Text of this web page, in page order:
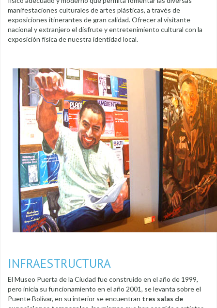
manifestaciones culturales de artes plásticas, a través de
exposiciones itinerantes de gran calidad. Ofrecer al visitante
nacional y extranjero el disfrute y entretenimiento cultural con la
exposición física de nuestra identidad local.
INFRAESTRUCTURA
El Museo Puerta de la Ciudad fue construido en el año de 1999,
pero inicia su funcionamiento en el año 2001, se levanta sobre el
Puente Bolívar, en su interior se encuentran tres salas de